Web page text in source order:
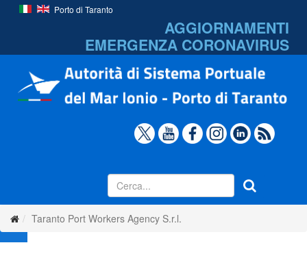
Porto di Taranto
AGGIORNAMENTI
EMERGENZA CORONAVIRUS
Taranto Port Workers Agency S.r.l.